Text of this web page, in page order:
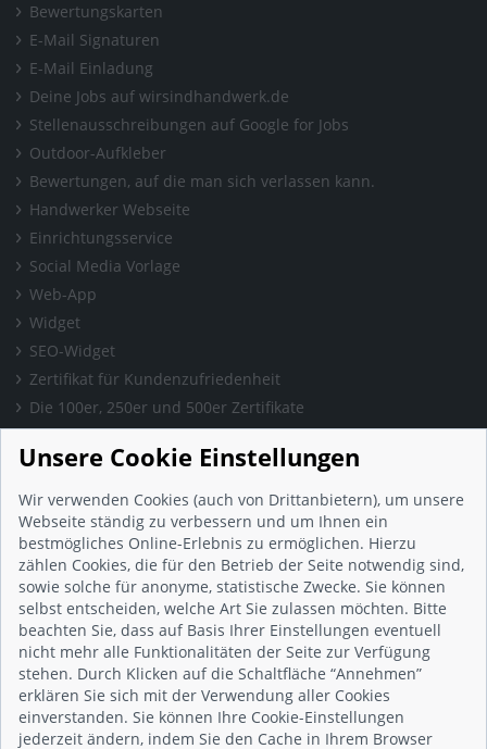
Bewertungskarten
E-Mail Signaturen
E-Mail Einladung
Deine Jobs auf wirsindhandwerk.de
Stellenausschreibungen auf Google for Jobs
Outdoor-Aufkleber
Bewertungen, auf die man sich verlassen kann.
Handwerker Webseite
Einrichtungsservice
Social Media Vorlage
Web-App
Widget
SEO-Widget
Zertifikat für Kundenzufriedenheit
Die 100er, 250er und 500er Zertifikate
Presse & Wissen
Presse und Informationen
Blog
Häufig gestellte Fragen (FAQ)
Studie: Digitalisierungsbarometer
Initiative gegen Fake-Bewertungen
Kunden Informationen
Beratungsgespräch vereinbaren
Impressum
Datenschutz
AGB
Unsere Cookie Einstellungen
Wir verwenden Cookies (auch von Drittanbietern), um unsere
Webseite ständig zu verbessern und um Ihnen ein
bestmögliches Online-Erlebnis zu ermöglichen. Hierzu
zählen Cookies, die für den Betrieb der Seite notwendig sind,
sowie solche für anonyme, statistische Zwecke. Sie können
selbst entscheiden, welche Art Sie zulassen möchten. Bitte
beachten Sie, dass auf Basis Ihrer Einstellungen eventuell
nicht mehr alle Funktionalitäten der Seite zur Verfügung
stehen. Durch Klicken auf die Schaltfläche “Annehmen”
erklären Sie sich mit der Verwendung aller Cookies
einverstanden. Sie können Ihre Cookie-Einstellungen
jederzeit ändern, indem Sie den Cache in Ihrem Browser